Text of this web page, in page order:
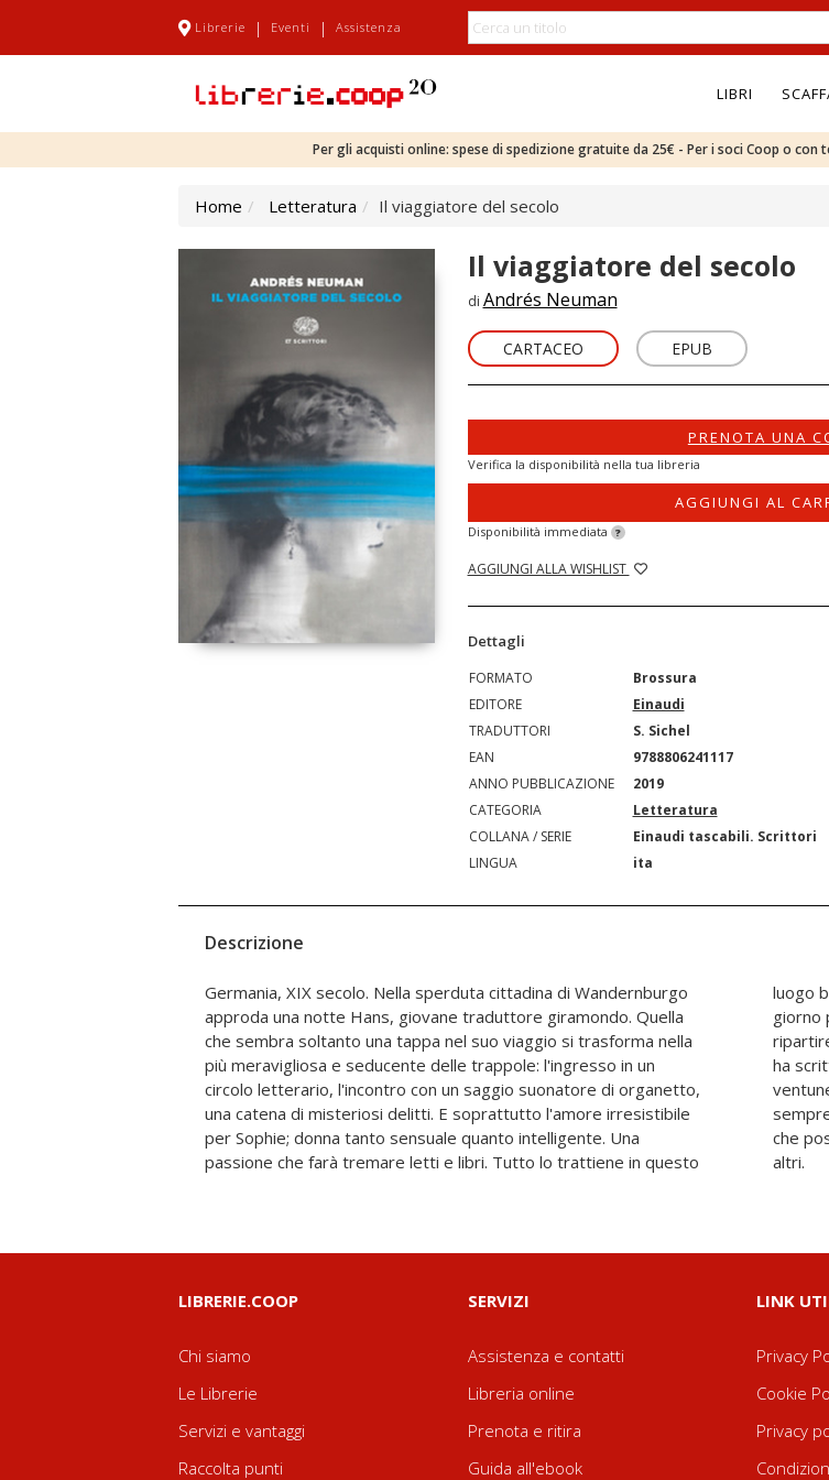
Librerie | Eventi | Assistenza
LIBRI
Per gli acquisti online: spese di spedizione gratuite da 25€ - Per i soci Coop o
Home Letteratura Il viaggiatore del secolo
Il viaggiatore del secolo
di Andrés Neuman
CARTACEO EPUB
PRENOTA UNA
Verifica la disponibilità nella tua libreria
AGGIUNGI AL
Disponibilità immediata ?
AGGIUNGI ALLA WISHLIST
Dettagli
FORMATO
Brossura
EDITORE
Einaudi
TRADUTTORI
S. Sichel
EAN
9788806241117
ANNO PUBBLICAZIONE
2019
CATEGORIA
Letteratura
COLLANA / SERIE
Einaudi tascabili. Scrittori
LINGUA
ita
Descrizione
Germania, XIX secolo. Nella sperduta cittadina di Wandernburgo
approda una notte Hans, giovane traduttore giramondo. Quella
che sembra soltanto una tappa nel suo viaggio si trasforma nella
più meravigliosa e seducente delle trappole: l'ingresso in un
circolo letterario, l'incontro con un saggio suonatore di organetto,
una catena di misteriosi delitti. E soprattutto l'amore irresistibile
per Sophie; donna tanto sensuale quanto intelligente. Una
passione che farà tremare letti e libri. Tutto lo trattiene in questo
luogo bizzarro e senza confini, dove le strade cambiano ogni
giorno posizione e da cui nessuno pare essere mai riuscito a
ripartire. Guardando a Goethe, Mann, Borges e Calvino, Neuman
ha scritto un romanzo ottocentesco con gli occhi di un uomo del
ventunesimo secolo. Perché in fondo la storia degli esseri umani è
sempre la storia di creature sperdute, straniere a loro stesse,
che possono sperare di salvarsi solo se si affidano al cuore degli
altri.
LIBRERIE.COOP
Chi siamo
Le Librerie
Servizi e vantaggi
Raccolta punti
SERVIZI
Assistenza e contatti
Libreria online
Prenota e ritira
Guida all'ebook
LINK
Privacy
Cookie
Privacy